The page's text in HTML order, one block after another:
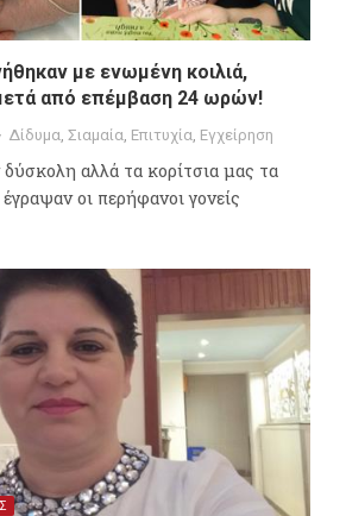
με ενωμένη κοιλιά,
από επέμβαση 24 ωρών!
Δίδυμα, Σιαμαία, Επιτυχία, Εγχείρηση
αλλά τα κορίτσια μας τα
οι περήφανοι γονείς